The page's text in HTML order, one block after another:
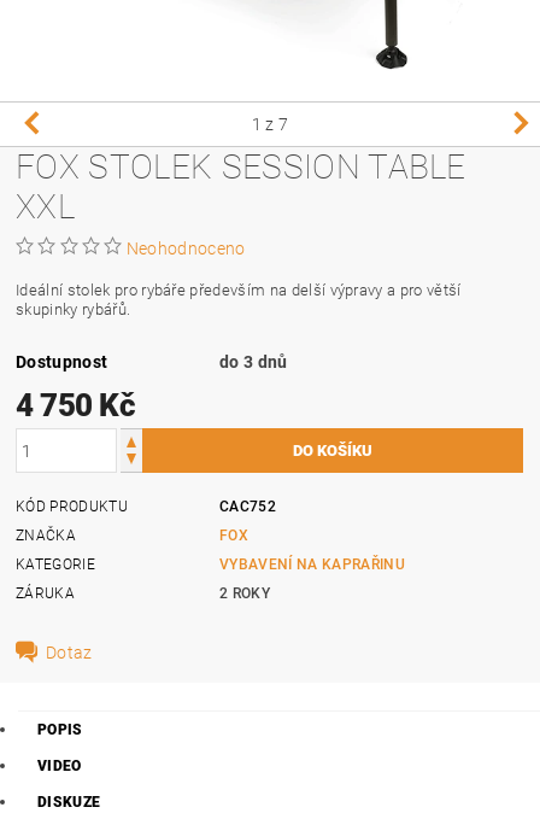
1 z 7
FOX STOLEK SESSION TABLE
XXL
Neohodnoceno
Ideální stolek pro rybáře především na delší výpravy a pro větší
skupinky rybářů.
Dostupnost do 3 dnů
4 750 Kč
KÓD PRODUKTU
CAC752
ZNAČKA
FOX
KATEGORIE
VYBAVENÍ NA KAPRAŘINU
ZÁRUKA
2 ROKY
Dotaz
POPIS
VIDEO
DISKUZE